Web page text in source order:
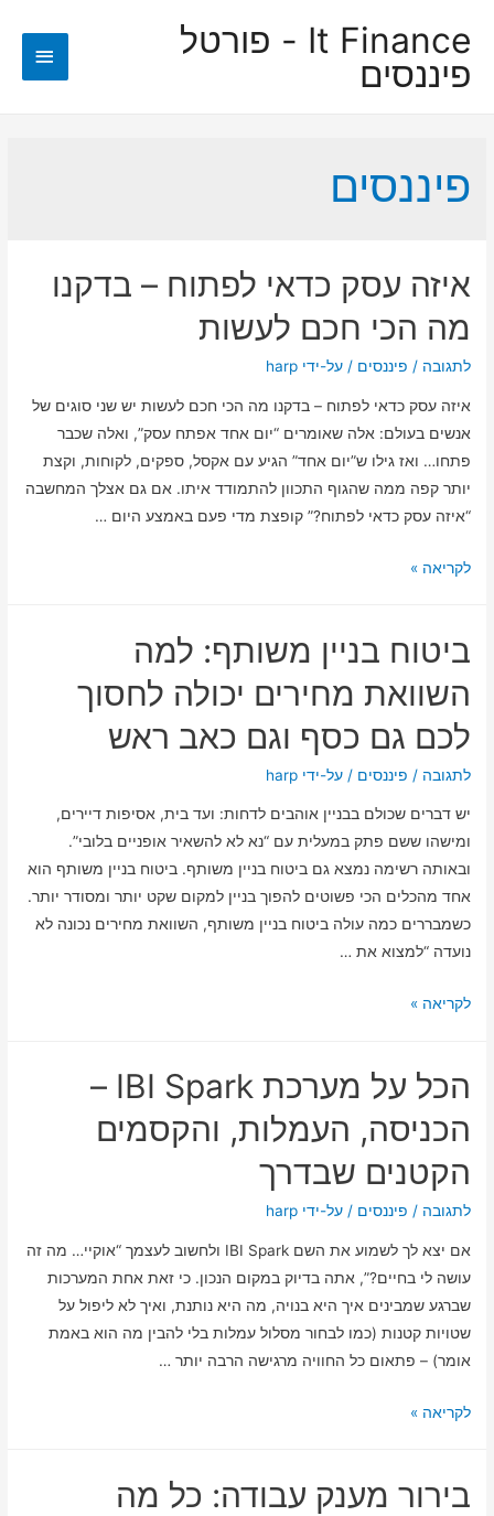
It Finance - פורטל
פיננסים
פיננסים
איזה עסק כדאי לפתוח – בדקנו
מה הכי חכם לעשות
לתגובה / פיננסים / על-ידי harp
איזה עסק כדאי לפתוח – בדקנו מה הכי חכם לעשות יש שני סוגים של
אנשים בעולם: אלה שאומרים “יום אחד אפתח עסק”, ואלה שכבר
פתחו… ואז גילו ש”יום אחד” הגיע עם אקסל, ספקים, לקוחות, וקצת
יותר קפה ממה שהגוף התכוון להתמודד איתו. אם גם אצלך המחשבה
“איזה עסק כדאי לפתוח?” קופצת מדי פעם באמצע היום …
איזה
לפתוח
בדקנו
מה
לעשות
לקריאה »
ביטוח בניין משותף: למה
השוואת מחירים יכולה לחסוך
לכם גם כסף וגם כאב ראש
לתגובה / פיננסים / על-ידי harp
יש דברים שכולם בבניין אוהבים לדחות: ועד בית, אסיפות דיירים,
ומישהו ששם פתק במעלית עם “נא לא להשאיר אופניים בלובי”.
ובאותה רשימה נמצא גם ביטוח בניין משותף. ביטוח בניין משותף הוא
אחד מהכלים הכי פשוטים להפוך בניין למקום שקט יותר ומסודר יותר.
כשמבררים כמה עולה ביטוח בניין משותף, השוואת מחירים נכונה לא
נועדה “למצוא את …
ביטוח
למה
מחירים
יכולה
לחסוך
גם
כסף
וגם
כאב
ראש
לקריאה »
הכל על מערכת IBI Spark –
הכניסה, העמלות, והקסמים
הקטנים שבדרך
לתגובה / פיננסים / על-ידי harp
אם יצא לך לשמוע את השם IBI Spark ולחשוב לעצמך “אוקיי… מה זה
עושה לי בחיים?”, אתה בדיוק במקום הנכון. כי זאת אחת המערכות
שברגע שמבינים איך היא בנויה, מה היא נותנת, ואיך לא ליפול על
שטויות קטנות (כמו לבחור מסלול עמלות בלי להבין מה הוא באמת
אומר) – פתאום כל החוויה מרגישה הרבה יותר …
הכל
IBI
לקריאה »
בירור מענק עבודה: כל מה